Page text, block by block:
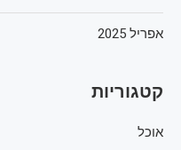
אפריל 2025
קטגוריות
אוכל